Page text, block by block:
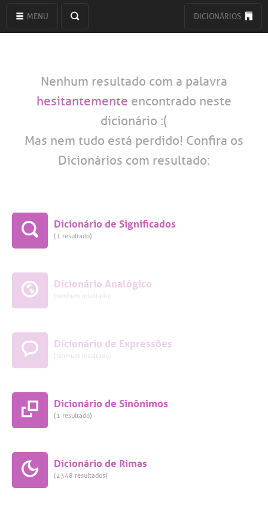
MENU DICIONÁRIOS
Nenhum resultado com a palavra
hesitantemente encontrado neste
dicionário :(
Mas nem tudo está perdido! Confira os
Dicionários com resultado:
Dicionário de Significados
(1 resultado)
Dicionário Analógico
(nenhum resultado)
Dicionário de Expressões
(nenhum resultado)
Dicionário de Sinônimos
(1 resultado)
Dicionário de Rimas
(2348 resultados)